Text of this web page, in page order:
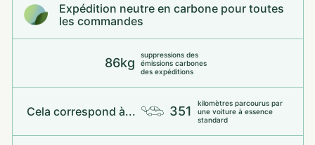
Expédition neutre en carbone pour toutes
les commandes
86kg
suppressions des
émissions carbones
des expéditions
Cela correspond à... 351
kilomètres parcourus par
une voiture à essence
standard